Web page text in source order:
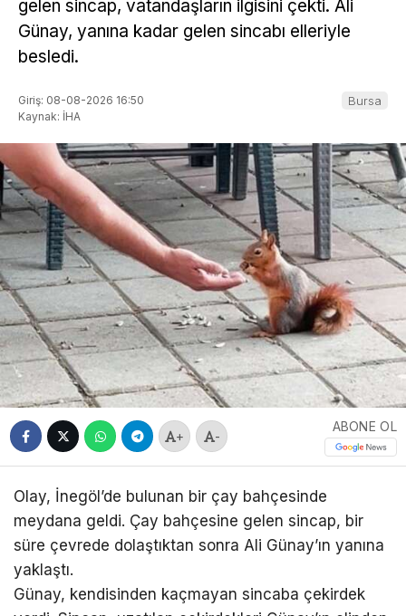
gelen sincap, vatandaşların ilgisini çekti. Ali
Günay, yanına kadar gelen sincabı elleriyle
besledi.
Giriş: 08-08-2026 16:50
Kaynak: İHA
Bursa
+ -
ABONE OL
Olay, İnegöl’de bulunan bir çay bahçesinde
meydana geldi. Çay bahçesine gelen sincap, bir
süre çevrede dolaştıktan sonra Ali Günay’ın yanına
yaklaştı.
Günay, kendisinden kaçmayan sincaba çekirdek